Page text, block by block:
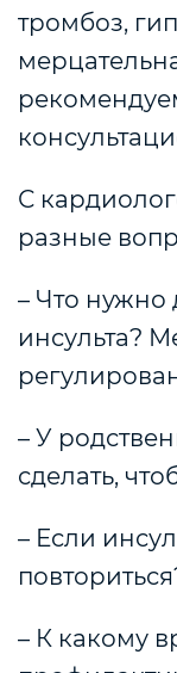
тромбоз,
С
разные
– Что нужно
инсульта?
– У
сделать,
– Если
– К какому